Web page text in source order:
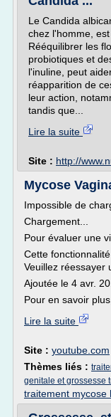
Le Candida
chez l'homme,
Rééquilibrer les
probiotiques et
l'inuline, peut
réapparition de
leur action,
tandis que...
Lire la suite
Site : http://
Mycose
Impossible de
Chargement...
Pour évaluer une
Cette
Veuillez réessayer
Ajoutée le 4 avr.
Pour en savoir
Lire la suite
Site : youtube.com
Thèmes liés :
genitale et grossesse
traitement mycose